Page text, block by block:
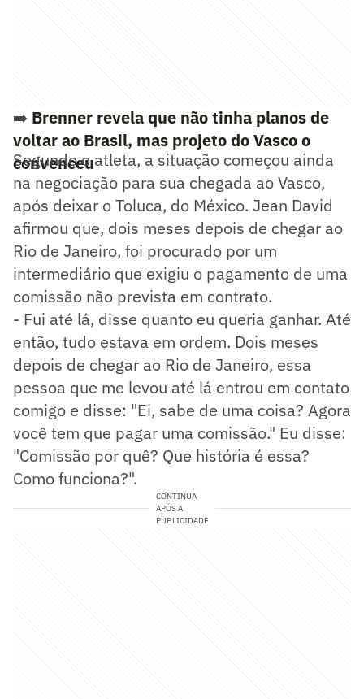
➡️ Brenner revela que não tinha planos de
voltar ao Brasil, mas projeto do Vasco o
convenceu
Segundo o atleta, a situação começou ainda
na negociação para sua chegada ao Vasco,
após deixar o Toluca, do México. Jean David
afirmou que, dois meses depois de chegar ao
Rio de Janeiro, foi procurado por um
intermediário que exigiu o pagamento de uma
comissão não prevista em contrato.
- Fui até lá, disse quanto eu queria ganhar. Até
então, tudo estava em ordem. Dois meses
depois de chegar ao Rio de Janeiro, essa
pessoa que me levou até lá entrou em contato
comigo e disse: "Ei, sabe de uma coisa? Agora
você tem que pagar uma comissão." Eu disse:
"Comissão por quê? Que história é essa?
Como funciona?".
CONTINUA
APÓS A
PUBLICIDADE